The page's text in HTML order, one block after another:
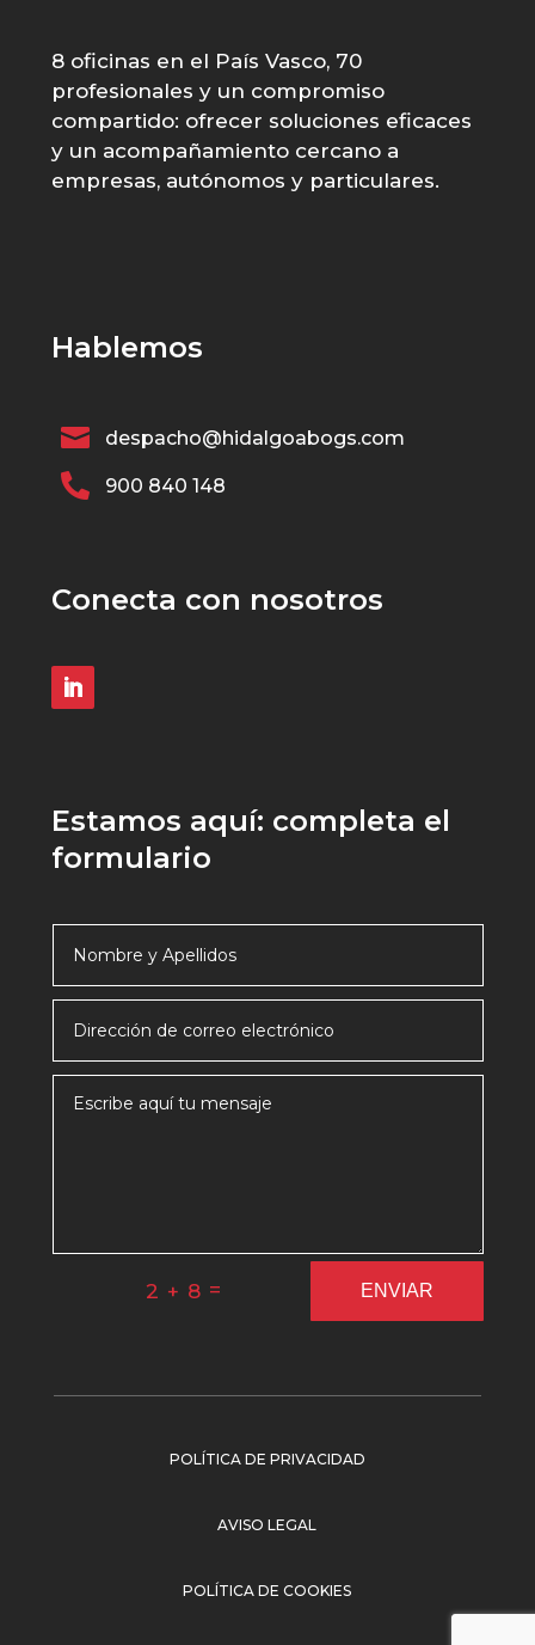
8 oficinas en el País Vasco, 70
profesionales y un compromiso
compartido: ofrecer soluciones eficaces
y un acompañamiento cercano a
empresas, autónomos y particulares.
Hablemos
 despacho@hidalgoabogs.com
 900 840 148
Conecta con nosotros
Estamos aquí: completa el
formulario
2 + 8 = ENVIAR
POLÍTICA DE PRIVACIDAD
AVISO LEGAL
POLÍTICA DE COOKIES